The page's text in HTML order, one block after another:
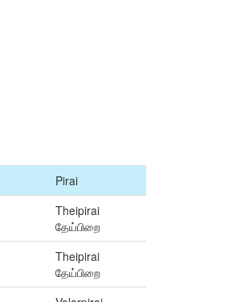
Pirai
Theipirai
தேய்பிறை
Theipirai
தேய்பிறை